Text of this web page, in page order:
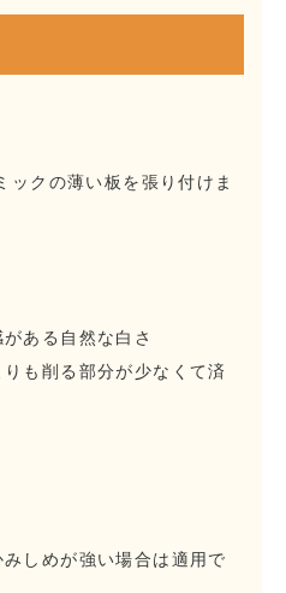
ックの薄い板を張り付けま
ある自然な白さ
も削る部分が少なくて済
しめが強い場合は適用で